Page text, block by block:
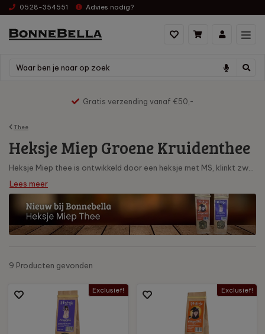
0528-354551 Advies nodig?
Gratis verzending vanaf €50,-
Thee
Heksje Miep Groene Kruidenthee
Lees meer
9 Producten gevonden
Exclusief! Exclusief!